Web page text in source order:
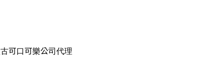
可口可樂公司代理